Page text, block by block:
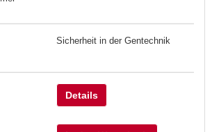
Sicherheit in der Gentechnik
Details